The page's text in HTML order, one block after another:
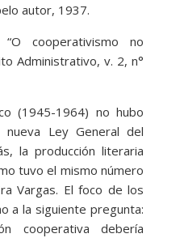
autor, 1937.
“O cooperativismo no
Administrativo, v. 2, n°
(1945-1964) no hubo
nueva Ley General del
la producción literaria
tuvo el mismo número
Vargas. El foco de los
a la siguiente pregunta:
cooperativa debería